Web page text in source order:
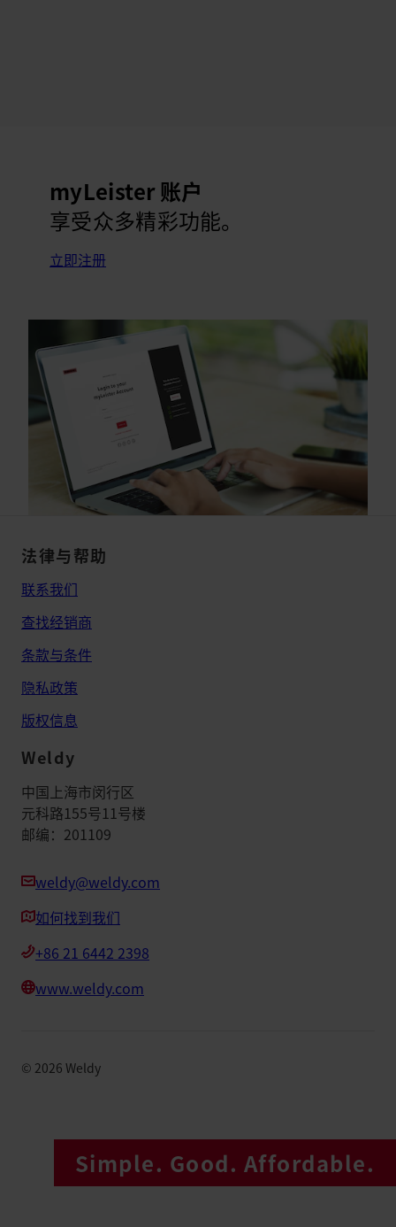
myLeister 账户
享受众多精彩功能。
立即注册
法律与帮助
联系我们
查找经销商
条款与条件
隐私政策
版权信息
Weldy
中国上海市闵行区
元科路155号11号楼
邮编：201109
weldy@weldy.com
如何找到我们
+86 21 6442 2398
www.weldy.com
© 2026 Weldy
Simple. Good. Affordable.